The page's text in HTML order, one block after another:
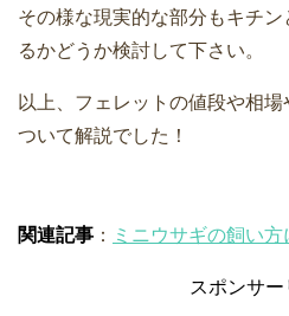
その様な現実的な部分もキチ
るかどうか検討して下さい。
以上、フェレットの値段や相
ついて解説でした！
関連記事 ： ミニウサギの飼い
スポンサー